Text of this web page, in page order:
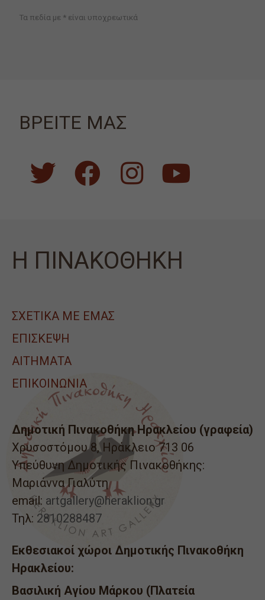
Τα πεδία με * είναι υποχρεωτικά
ΒΡΕΙΤΕ ΜΑΣ
Η ΠΙΝΑΚΟΘΗΚΗ
ΣΧΕΤΙΚΑ ΜΕ ΕΜΑΣ
ΕΠΙΣΚΕΨΗ
ΑΙΤΉΜΑΤΑ
ΕΠΙΚΟΙΝΩΝΙΑ
Δημοτική Πινακοθήκη Ηρακλείου (γραφεία)
Χρυσοστόμου 8, Ηράκλειο 713 06
Υπεύθυνη Δημοτικής Πινακοθήκης:
Μαριάννα Γιαλύτη
email: artgallery@heraklion.gr
Τηλ: 2810288487
Εκθεσιακοί χώροι Δημοτικής Πινακοθήκη
Ηρακλείου:
Βασιλική Αγίου Μάρκου (Πλατεία